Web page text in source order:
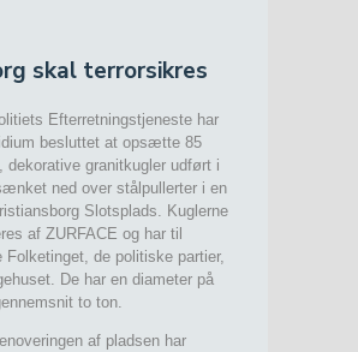
skal terrorsikres
Efterretningstjeneste har
besluttet at opsætte 85
dekorative granitkugler udført i
ned over stålpullerter i en
Slotsplads. Kuglerne
af ZURFACE og har til
de politiske partier,
De har en diameter på
to ton.
af pladsen har